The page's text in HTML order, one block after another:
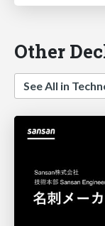
Other
See All in